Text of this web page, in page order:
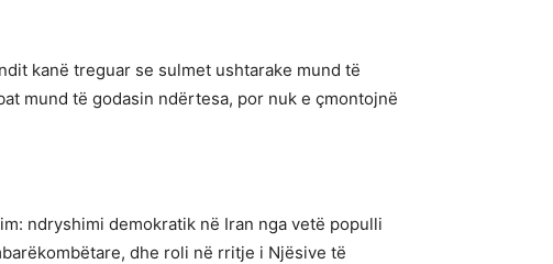
kanë treguar se sulmet ushtarake mund të
mund të godasin ndërtesa, por nuk e çmontojnë
ndryshimi demokratik në Iran nga vetë populli
dhe roli në rritje i Njësive të